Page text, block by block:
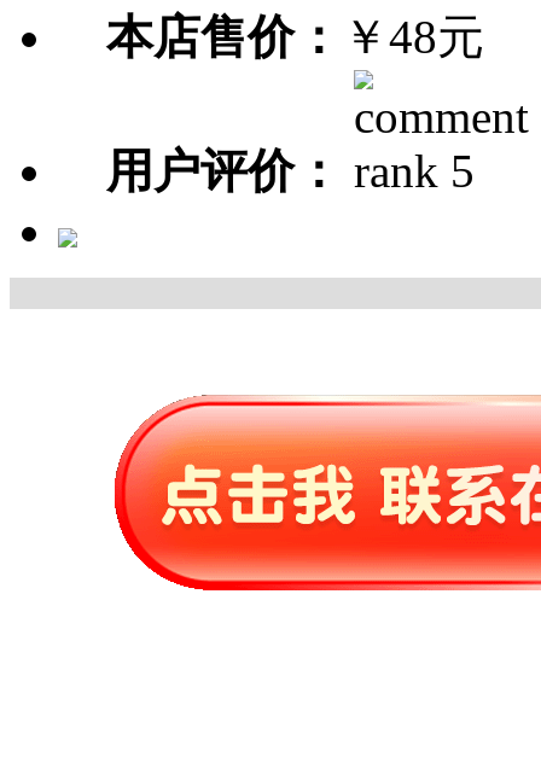
本店售价： ￥48元
用户评价：